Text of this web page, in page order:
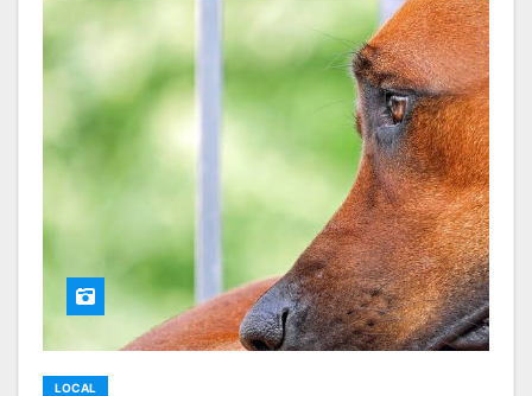
LOCAL